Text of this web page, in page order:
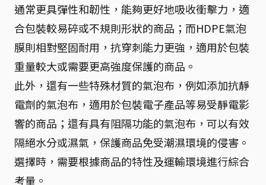
通常更具彈性和韌性，能夠更好地吸收衝擊力，適
合包裝較易碎或不規則形狀的商品；而HDPE氣泡
膜則相對堅固耐用，抗穿刺能力更強，適用於包裝
重量較大或需要更高強度保護的商品。
此外，還有一些特殊材質的氣泡布，例如添加抗靜
電劑的氣泡布，適用於包裝電子產品等易受靜電影
響的商品；還有具有阻隔功能的氣泡布，可以有效
隔絕水分或濕氣，保護商品免受潮濕環境的侵害。
選擇時，需要根據商品的特性及運輸環境進行綜合
考量。